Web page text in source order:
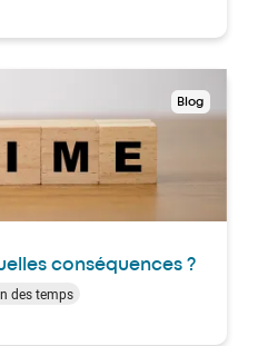
Blog
conséquences ?
des temps